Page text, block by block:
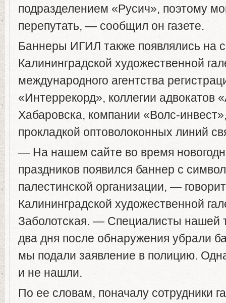
подразделением «Русич», поэтому
перепутать, — сообщил он газете.
Баннеры ИГИЛ также появлялись на
Калининградской художественной
международного агентства
«Интеррекорд», коллегии адвокатов
Хабаровска, компании «Волс-
прокладкой оптоволоконных линий
— На нашем сайте во время
праздников появился баннер с
палестинской организации, —
Калининградской художественной
Заболотская. — Специалисты нашей
два дня после обнаружения убрали
мы подали заявление в полицию.
и не нашли.
По ее словам, поначалу сотрудники